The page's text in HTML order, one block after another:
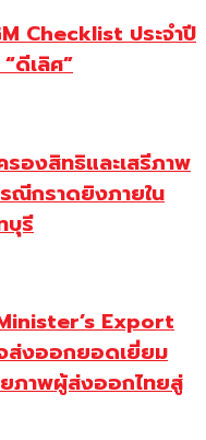
Checklist ประจำปี
ดีเลิศ”
องสิทธิและเสรีภาพ
ณีกราดยิงภายใน
บุรี
Export
ส่งออกยอดเยี่ยม
ภาพผู้ส่งออกไทยสู่